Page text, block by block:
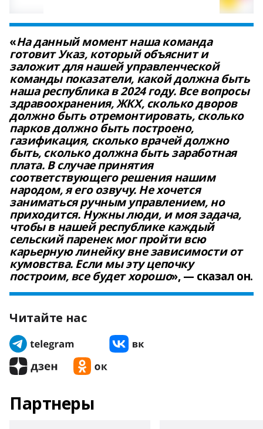
«На данный момент наша команда
готовит Указ, который объяснит и
заложит для нашей управленческой
команды показатели, какой должна быть
наша республика в 2024 году. Все вопросы
здравоохранения, ЖКХ, сколько дворов
должно быть отремонтировать, сколько
парков должно быть построено,
газификация, сколько врачей должно
быть, сколько должна быть заработная
плата. В случае принятия
соответствующего решения нашим
народом, я его озвучу. Не хочется
заниматься ручным управлением, но
приходится. Нужны люди, и моя задача,
чтобы в нашей республике каждый
сельский паренек мог пройти всю
карьерную линейку вне зависимости от
кумовства. Если мы эту цепочку
построим, все будет хорошо», — сказал он.
Читайте нас
Партнеры